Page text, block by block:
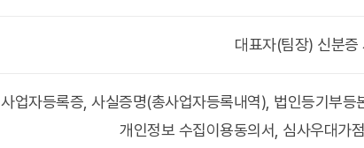
대표자(팀장) 신분증
사업자등록증, 사실증명(총사업자등록내역), 법인등기부등
개인정보 수집이용동의서, 심사우대가